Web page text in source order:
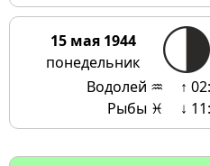
15 мая 1944
понедельник
Водолей ♒
Рыбы ♓
↑
↓